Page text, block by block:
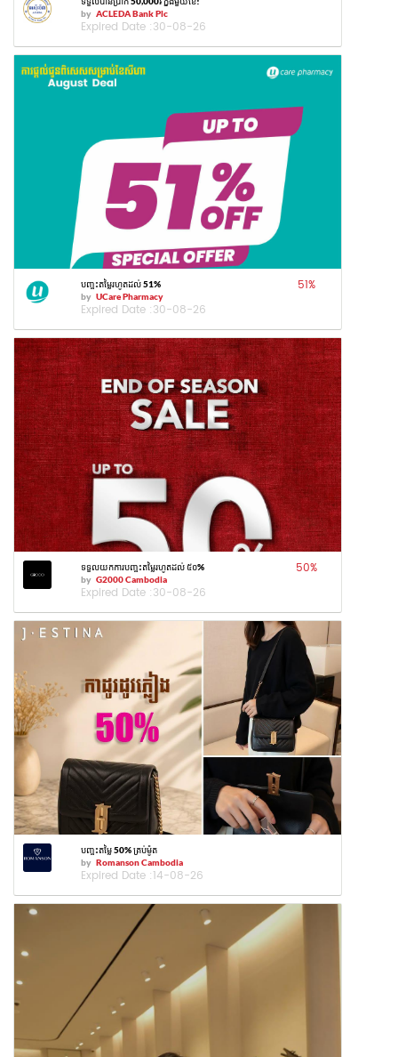
by ACLEDA Bank Plc
Expired Date :30-08-26
បញ្ចុះតម្លៃរហូតដល់ 51%
by UCare Pharmacy
Expired Date :30-08-26
51%
ទទួលយកការបញ្ចុះតម្លៃរហូតដល់ ៥០%
by G2000 Cambodia
Expired Date :30-08-26
50%
បញ្ចុះតម្លៃ 50% គ្រប់ម៉ូត
by Romanson Cambodia
Expired Date :14-08-26